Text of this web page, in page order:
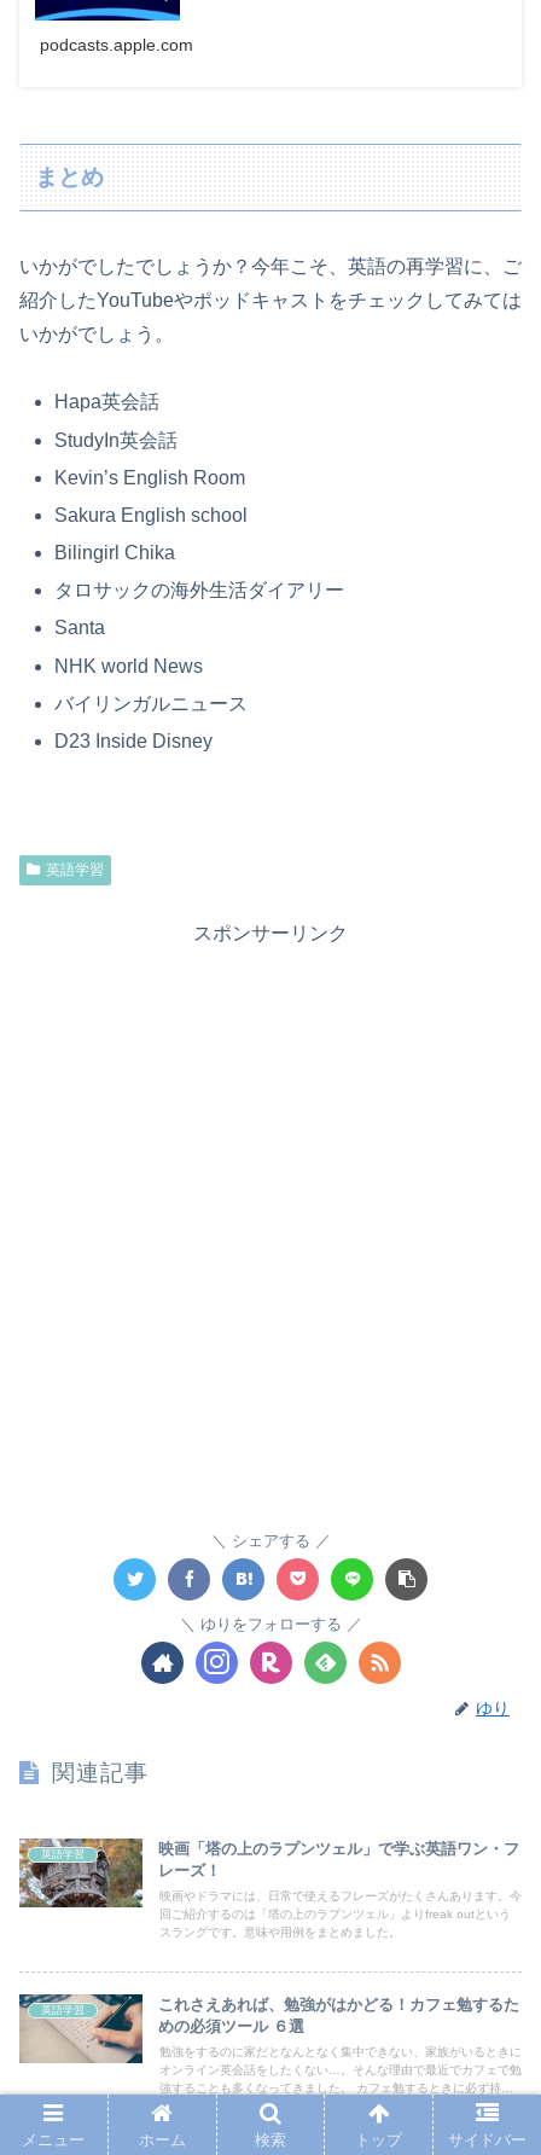
podcasts.apple.com
まとめ
いかがでしたでしょうか？今年こそ、英語の再学習に、ご
紹介したYouTubeやポッドキャストをチェックしてみては
いかがでしょう。
Hapa英会話
StudyIn英会話
Kevin’s English Room
Sakura English school
Bilingirl Chika
タロサックの海外生活ダイアリー
Santa
NHK world News
バイリンガルニュース
D23 Inside Disney
英語学習
スポンサーリンク
シェアする
ゆりをフォローする
ゆり
関連記事
英語学習
映画「塔の上のラプンツェル」で学ぶ英語ワン・フ
レーズ！
映画やドラマには、日常で使えるフレーズがたくさんあります。今
回ご紹介するのは「塔の上のラプンツェル」よりfreak outという
スラングです。意味や用例をまとめました。
英語学習
これさえあれば、勉強がはかどる！カフェ勉するた
めの必須ツール ６選
勉強をするのに家だとなんとなく集中できない、家族がいるときに
オンライン英会話をしたくない…。そんな理由で最近でカフェで勉
強することも多くなってきました。 カフェ勉するときに必ず持っ
ているようにしているものをご紹介します！
メニュー ホーム 検索 トップ サイドバー